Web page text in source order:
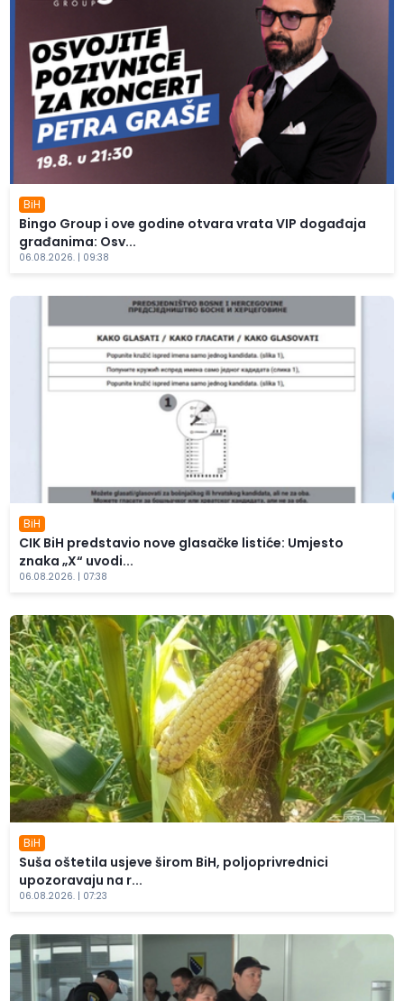
BiH
Bingo Group i ove godine otvara vrata VIP događaja
građanima: Osv...
06.08.2026. | 09:38
BiH
CIK BiH predstavio nove glasačke listiće: Umjesto
znaka „X“ uvodi...
06.08.2026. | 07:38
BiH
Suša oštetila usjeve širom BiH, poljoprivrednici
upozoravaju na r...
06.08.2026. | 07:23